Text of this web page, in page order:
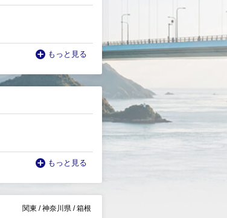
もっと見る
もっと見る
関東 / 神奈川県 / 箱根